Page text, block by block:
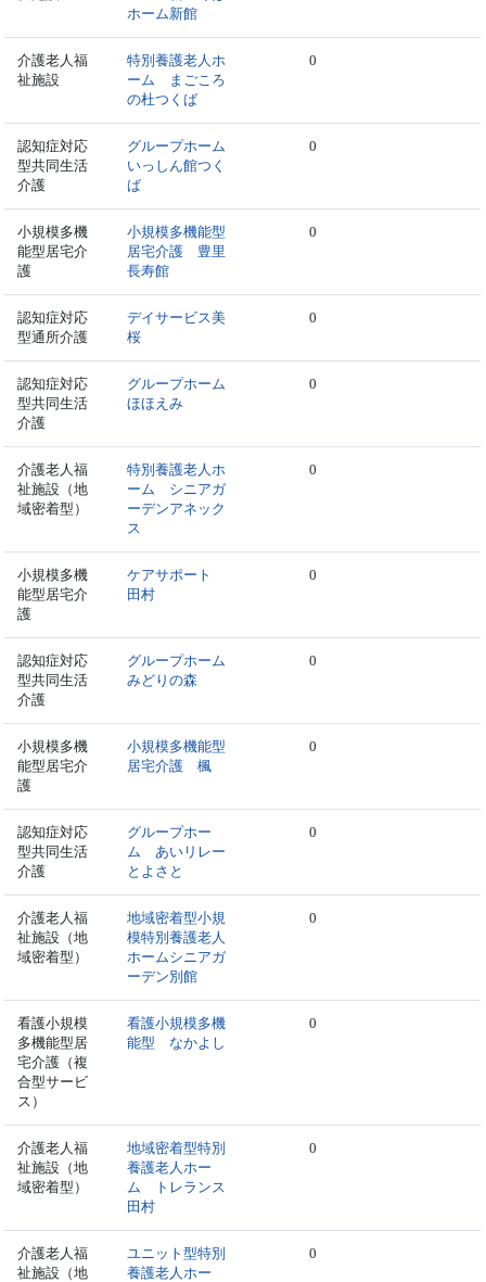
ホーム新館
介護老人福
祉施設
特別養護老人ホ
ーム まごころ
の杜つくば
0
認知症対応
型共同生活
介護
グループホーム
いっしん館つく
ば
0
小規模多機
能型居宅介
護
小規模多機能型
居宅介護 豊里
長寿館
0
認知症対応
型通所介護
デイサービス美
桜
0
認知症対応
型共同生活
介護
グループホーム
ほほえみ
0
介護老人福
祉施設（地
域密着型）
特別養護老人ホ
ーム シニアガ
ーデンアネック
ス
0
小規模多機
能型居宅介
護
ケアサポート
田村
0
認知症対応
型共同生活
介護
グループホーム
みどりの森
0
小規模多機
能型居宅介
護
小規模多機能型
居宅介護 楓
0
認知症対応
型共同生活
介護
グループホー
ム あいリレー
とよさと
0
介護老人福
祉施設（地
域密着型）
地域密着型小規
模特別養護老人
ホームシニアガ
ーデン別館
0
看護小規模
多機能型居
宅介護（複
合型サービ
ス）
看護小規模多機
能型 なかよし
0
介護老人福
祉施設（地
域密着型）
地域密着型特別
養護老人ホー
ム トレランス
田村
0
介護老人福
祉施設（地
ユニット型特別
養護老人ホー
0